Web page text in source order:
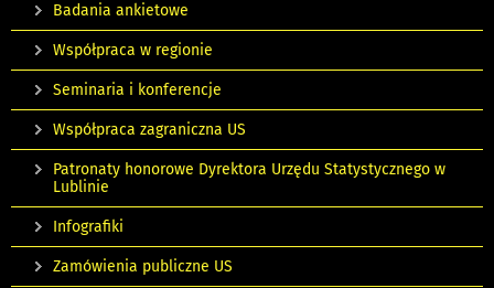
Badania ankietowe
Współpraca w regionie
Seminaria i konferencje
Współpraca zagraniczna US
Patronaty honorowe Dyrektora Urzędu Statystycznego w
Lublinie
Infografiki
Zamówienia publiczne US